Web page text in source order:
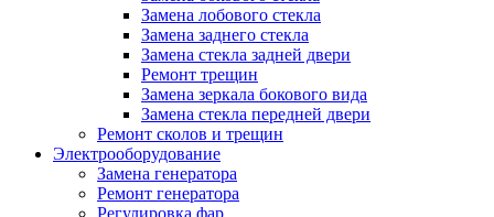
Замена лобового стекла
Замена заднего стекла
Замена стекла задней двери
Ремонт трещин
Замена зеркала бокового вида
Замена стекла передней двери
Ремонт сколов и трещин
Электрооборудование
Замена генератора
Ремонт генератора
Регулировка фар